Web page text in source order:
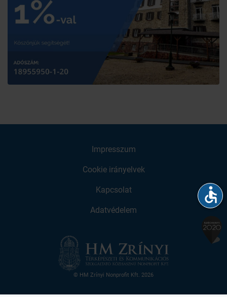
Impresszum
Cookie irányelvek
Kapcsolat
Adatvédelem
© HM Zrínyi Nonprofit Kft. 2026
accessible